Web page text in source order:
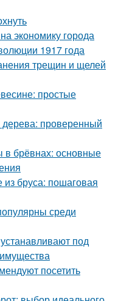
экономику города
1917 года
трещин и щелей
простые
проверенный
брёвнах: основные
бруса: пошаговая
среди
под
посетить